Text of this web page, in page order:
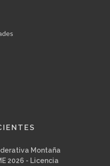
Montaña
2026 - Licencia